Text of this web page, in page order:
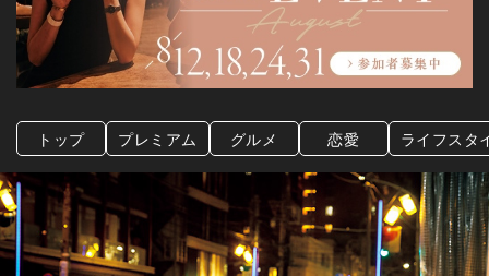
トップ プレミアム グルメ 恋愛 ライフスタ